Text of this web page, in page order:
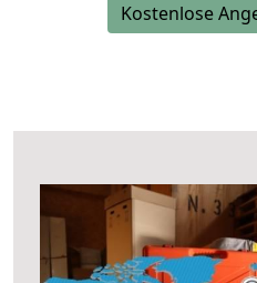
Kostenlose